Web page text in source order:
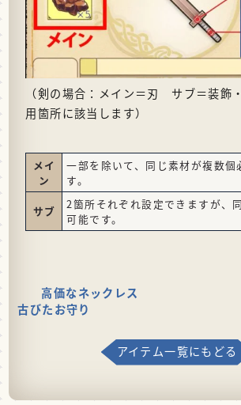
（剣の場合：メイン＝刃 サブ＝装
用箇所に該当します）
メイ
ン
一部を除いて、同じ素材が複数個
す。
サブ
2箇所それぞれ設定できますが、
可能です。
高価なネックレス
古びたお守り
アイテム一覧にもどる